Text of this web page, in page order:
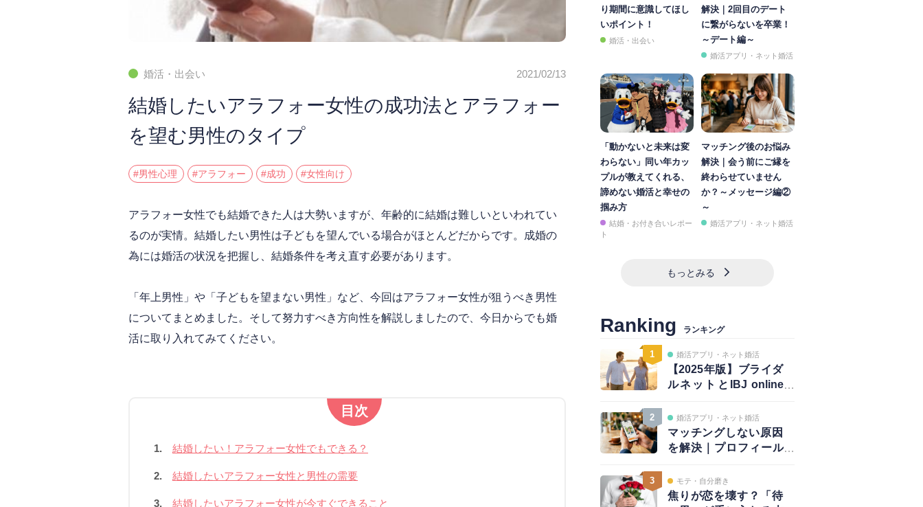
婚活・出会い 2021/02/13
結婚したいアラフォー女性の成功法とアラフォー
を望む男性のタイプ
#男性心理 #アラフォー #成功 #女性向け
アラフォー女性でも結婚できた人は大勢いますが、年齢的に結婚は難しいといわれてい
るのが実情。結婚したい男性は子どもを望んでいる場合がほとんどだからです。成婚の
為には婚活の状況を把握し、結婚条件を考え直す必要があります。
「年上男性」や「子どもを望まない男性」など、今回はアラフォー女性が狙うべき男性
についてまとめました。そして努力すべき方向性を解説しましたので、今日からでも婚
活に取り入れてみてください。
目次
1. 結婚したい！アラフォー女性でもできる？
2. 結婚したいアラフォー女性と男性の需要
3. 結婚したいアラフォー女性が今すぐできること
り期間に意識してほし
いポイント！
婚活・出会い
解決｜2回目のデート
に繋がらないを卒業！
～デート編～
婚活アプリ・ネット婚活
「動かないと未来は変
わらない」同い年カッ
プルが教えてくれる、
諦めない婚活と幸せの
掴み方
結婚・お付き合いレポー
ト
マッチング後のお悩み
解決｜会う前にご縁を
終わらせていません
か？～メッセージ編②
～
婚活アプリ・ネット婚活
もっとみる
Ranking ランキング
1 婚活アプリ・ネット婚活
【2025年版】ブライダ
ルネットとIBJ online
い方と注意点
2 婚活アプリ・ネット婚活
マッチングしない原因
を解決｜プロフィール
編～
3 モテ・自分磨き
焦りが恋を壊す？「待